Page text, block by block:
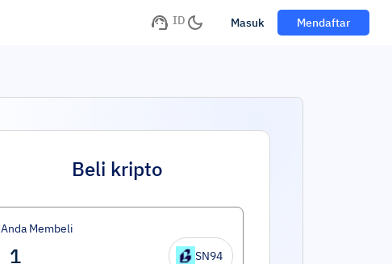
ID Masuk Mendaftar
Beli kripto
Anda Membeli
SN94